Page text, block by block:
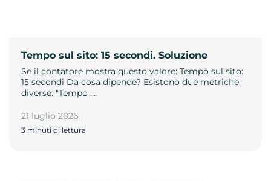
Tempo sul sito: 15 secondi. Soluzione
Se il contatore mostra questo valore: Tempo sul sito:
15 secondi Da cosa dipende? Esistono due metriche
diverse: "Tempo …
21 luglio 2026
3 minuti di lettura